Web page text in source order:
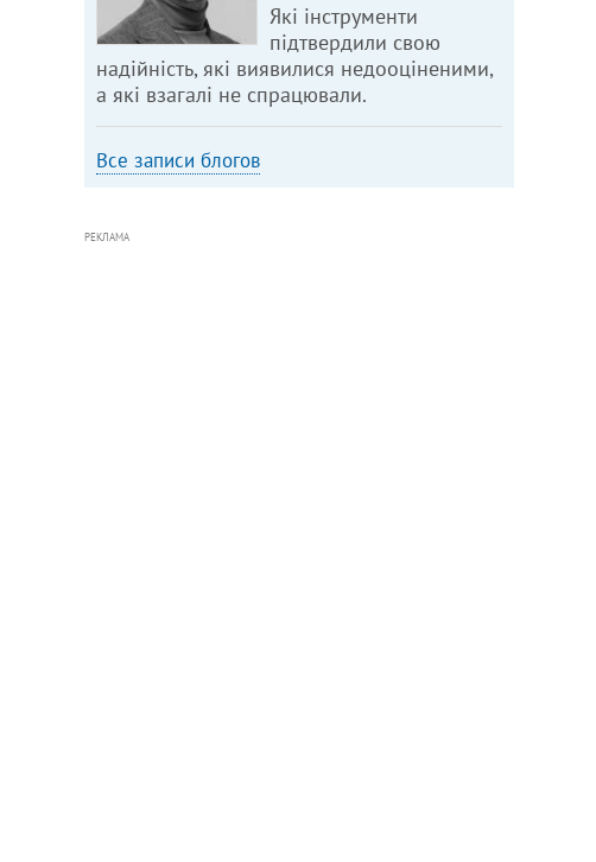
Які інструменти
підтвердили свою
надійність, які виявилися недооціненими,
а які взагалі не спрацювали.
Все записи блогов
РЕКЛАМА